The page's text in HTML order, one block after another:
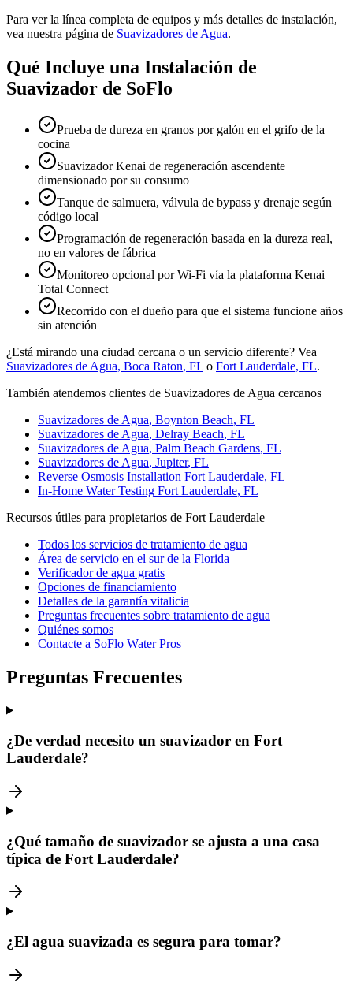
Para ver la línea completa de equipos y más detalles de instalación,
vea nuestra página de Suavizadores de Agua.
Qué Incluye una Instalación de
Suavizador de SoFlo
Prueba de dureza en granos por galón en el grifo de la
cocina
Suavizador Kenai de regeneración ascendente
dimensionado por su consumo
Tanque de salmuera, válvula de bypass y drenaje según
código local
Programación de regeneración basada en la dureza real,
no en valores de fábrica
Monitoreo opcional por Wi-Fi vía la plataforma Kenai
Total Connect
Recorrido con el dueño para que el sistema funcione años
sin atención
¿Está mirando una ciudad cercana o un servicio diferente? Vea
Suavizadores de Agua, Boca Raton, FL o Fort Lauderdale, FL.
También atendemos clientes de Suavizadores de Agua cercanos
Suavizadores de Agua, Boynton Beach, FL
Suavizadores de Agua, Delray Beach, FL
Suavizadores de Agua, Palm Beach Gardens, FL
Suavizadores de Agua, Jupiter, FL
Reverse Osmosis Installation Fort Lauderdale, FL
In-Home Water Testing Fort Lauderdale, FL
Recursos útiles para propietarios de Fort Lauderdale
Todos los servicios de tratamiento de agua
Área de servicio en el sur de la Florida
Verificador de agua gratis
Opciones de financiamiento
Detalles de la garantía vitalicia
Preguntas frecuentes sobre tratamiento de agua
Quiénes somos
Contacte a SoFlo Water Pros
Preguntas Frecuentes
¿De verdad necesito un suavizador en Fort
Lauderdale?
¿Qué tamaño de suavizador se ajusta a una casa
típica de Fort Lauderdale?
¿El agua suavizada es segura para tomar?